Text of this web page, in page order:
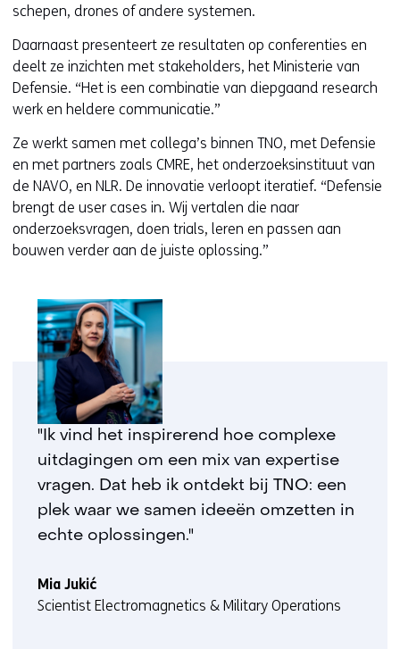
schepen, drones of andere systemen.
Daarnaast presenteert ze resultaten op conferenties en
deelt ze inzichten met stakeholders, het Ministerie van
Defensie. “Het is een combinatie van diepgaand research
werk en heldere communicatie.”
Ze werkt samen met collega’s binnen TNO, met Defensie
en met partners zoals CMRE, het onderzoeksinstituut van
de NAVO, en NLR. De innovatie verloopt iteratief. “Defensie
brengt de user cases in. Wij vertalen die naar
onderzoeksvragen, doen trials, leren en passen aan
bouwen verder aan de juiste oplossing.”
"Ik vind het inspirerend hoe complexe
uitdagingen om een mix van expertise
vragen. Dat heb ik ontdekt bij TNO: een
plek waar we samen ideeën omzetten in
echte oplossingen."
Mia Jukić
Scientist Electromagnetics & Military Operations